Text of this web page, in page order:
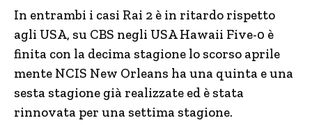
In entrambi i casi Rai 2 è in ritardo rispetto
agli USA, su CBS negli USA Hawaii Five-0 è
finita con la decima stagione lo scorso aprile
mente NCIS New Orleans ha una quinta e una
sesta stagione già realizzate ed è stata
rinnovata per una settima stagione.